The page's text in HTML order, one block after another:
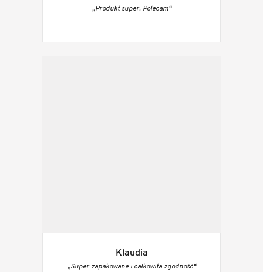
„Produkt super. Polecam“
Klaudia
„Super zapakowane i całkowita zgodność“